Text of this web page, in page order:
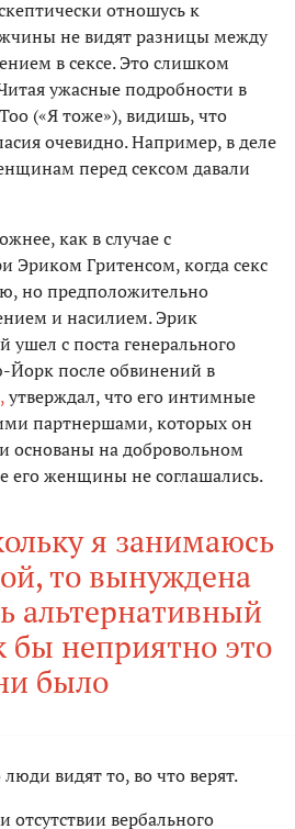
отношусь к
не видят разницы между
в сексе. Это слишком
ужасные подробности в
(«Я тоже»), видишь, что
очевидно. Например, в деле
перед сексом давали
как в случае с
Эриком Гритенсом, когда секс
но предположительно
и насилием. Эрик
с поста генерального
Йорк после обвинений в
утверждал, что его интимные
партнершами, которых он
основаны на добровольном
его женщины не соглашались.
я занимаюсь
то вынуждена
альтернативный
бы неприятно это
было
видят то, во что верят.
отсутствии вербального